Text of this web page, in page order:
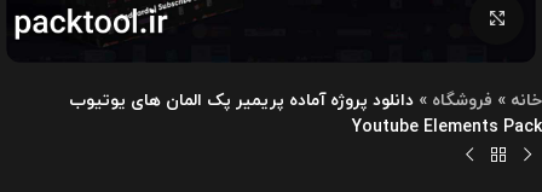
خانه » فروشگاه » دانلود پروژه آماده پریمیر پک المان های یوتیوب
Youtube Elements Pack